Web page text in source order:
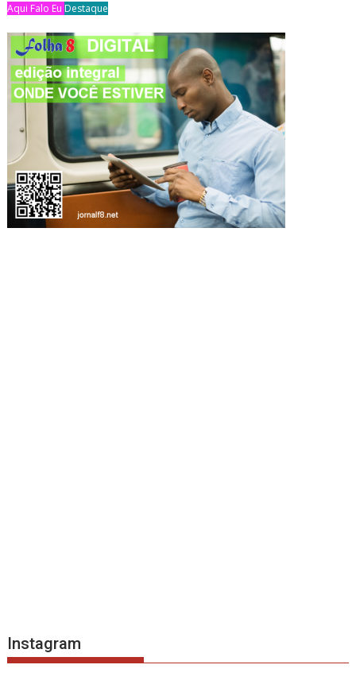
Aqui Falo Eu Destaque
Instagram